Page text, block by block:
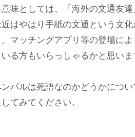
味としては、「海外の文通友
はやはり手紙の文通という文
マッチングアプリ等の登場に
る方もいらっしゃるかと思いま
パルは死語なのかどうかにつ
てみてください。